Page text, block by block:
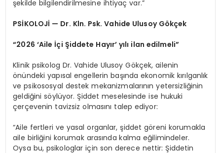
şekilde bilgilendirilmesine ihtiyaç var.”
PSİKOLOJİ — Dr. Kln. Psk. Vahide Ulusoy Gökçek
“2026 ‘Aile İçi Şiddete Hayır’ yılı ilan edilmeli”
Klinik psikolog Dr. Vahide Ulusoy Gökçek, ailenin
önündeki yapısal engellerin başında ekonomik kırılganlık
ve psikososyal destek mekanizmalarının yetersizliğinin
geldiğini söylüyor. Şiddet meselesinde ise hukuki
çerçevenin tavizsiz olmasını talep ediyor:
“Aile fertleri ve yasal organlar, şiddet göreni korumakla
aile birliğini korumak arasında kalma eğilimindeler.
Oysa bu, psikologlar için son derece nettir: Şiddetin